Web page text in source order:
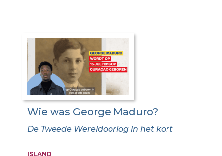
Wie was George Maduro?
De Tweede Wereldoorlog in het kort
ISLAND